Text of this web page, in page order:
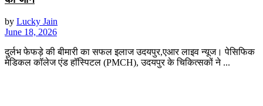
by Lucky Jain
June 18, 2026
दुर्लभ फेफड़े की बीमारी का सफल इलाज उदयपुर,एआर लाइव न्यूज। पेसिफिक
मेडिकल कॉलेज एंड हॉस्पिटल (PMCH), उदयपुर के चिकित्सकों ने ...